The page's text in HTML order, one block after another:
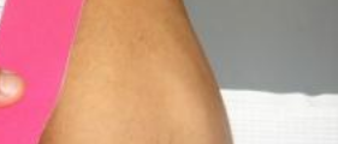
Clients
Contatti